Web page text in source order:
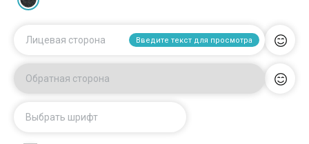
Лицевая сторона Введите текст для просмотра
Обратная сторона
Выбрать шрифт